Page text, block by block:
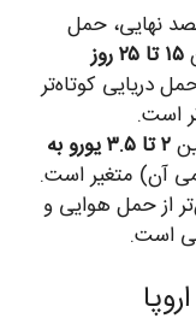
نهایی، حمل
۱۵ تا ۲۵ روز
دریایی کوتاه‌تر
است.
۲ تا ۳.۵ یورو به
آن) متغیر است.
۴۰٪ تا ۶۰٪ ارزان‌تر از حمل هوایی و